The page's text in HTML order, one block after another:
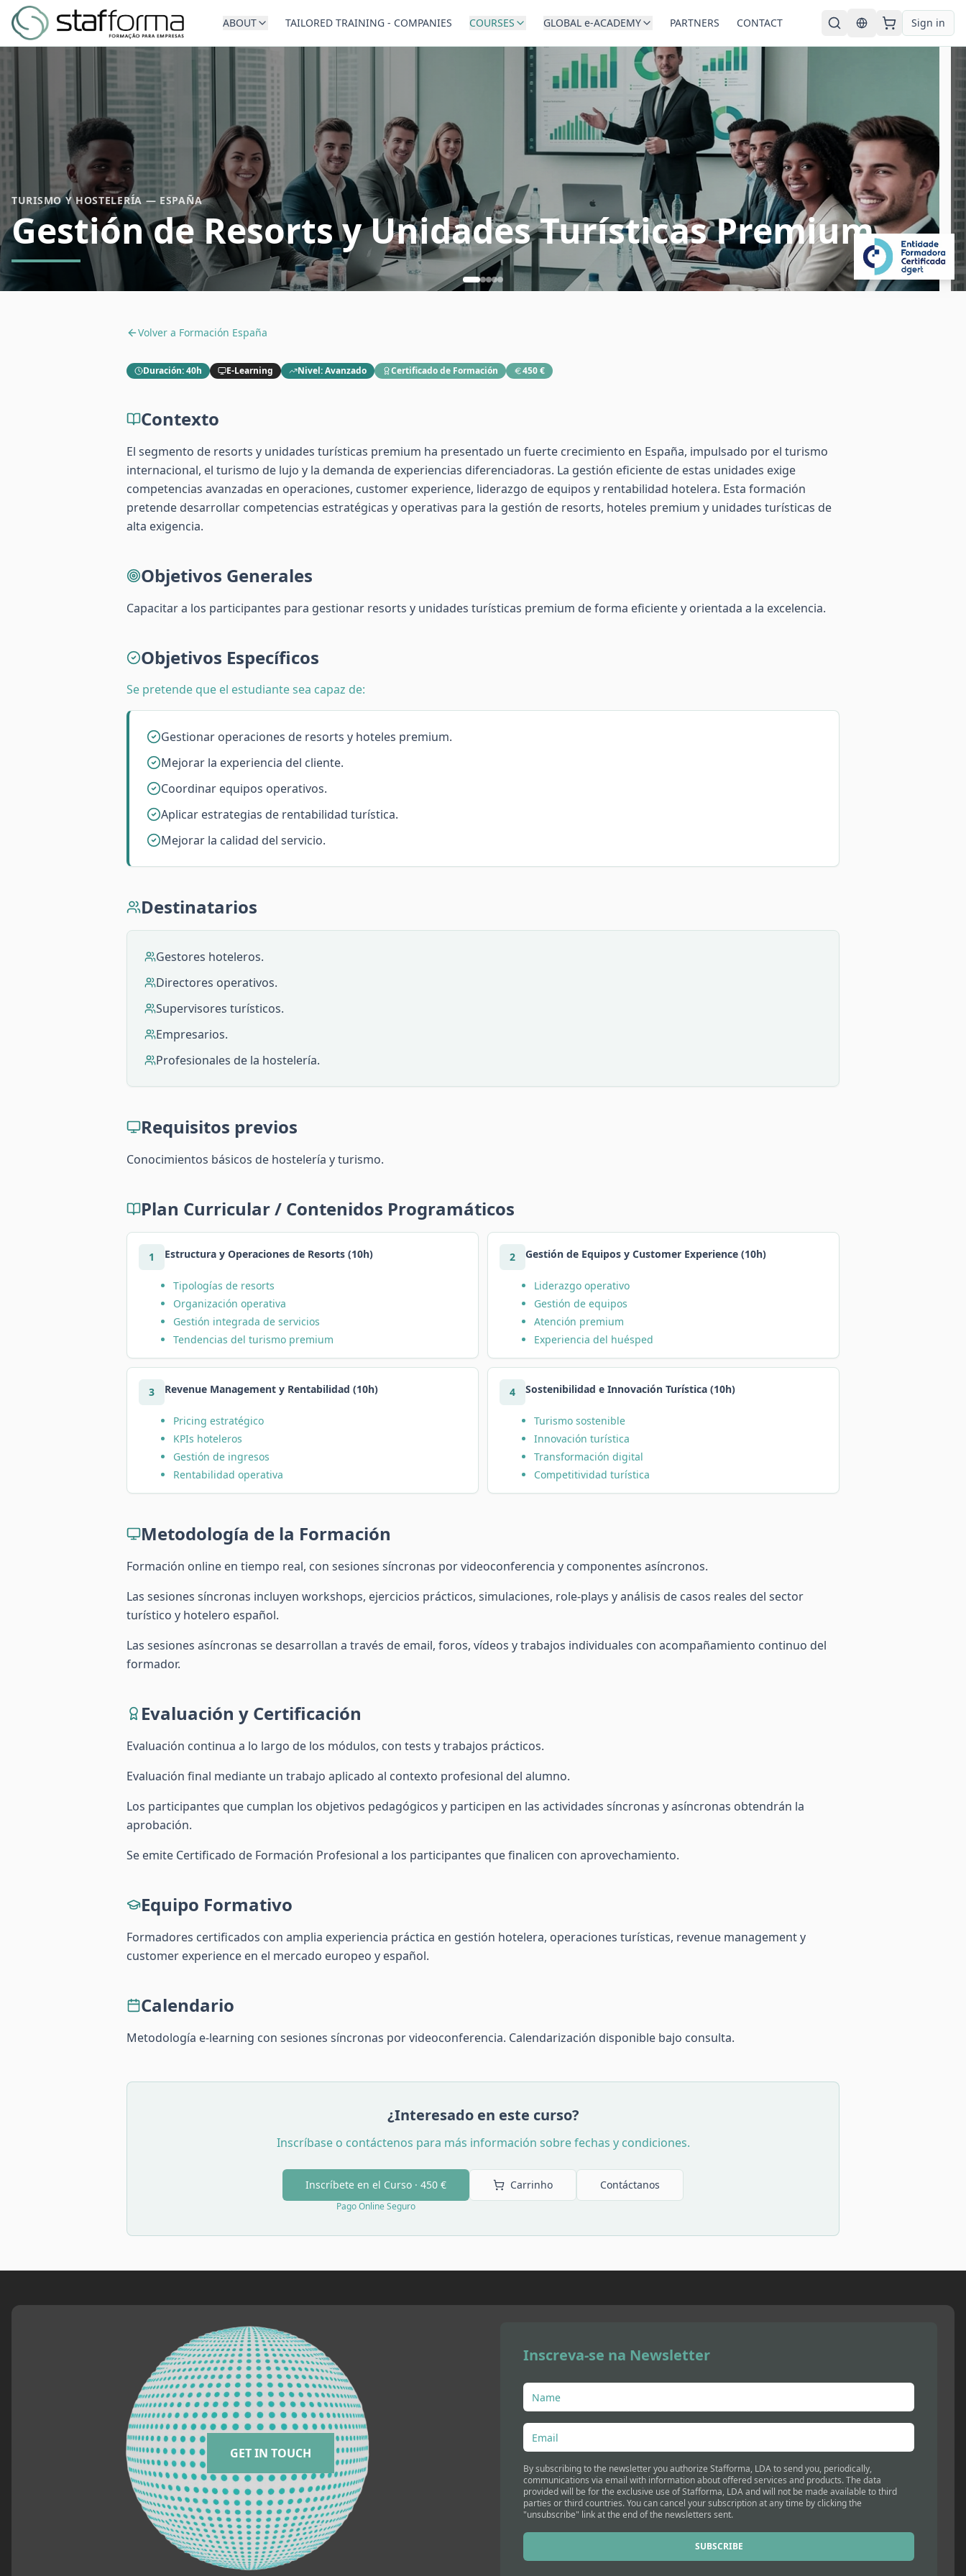
ABOUT TAILORED TRAINING - COMPANIES COURSES GLOBAL e-ACADEMY PARTNERS CONTACT English Sign in
TURISMO Y HOSTELERÍA — ESPAÑA
Gestión de Resorts y Unidades Turísticas Premium
Volver a Formación España
Duración:40h E-Learning Nivel:Avanzado Certificado de Formación 450 €
Contexto
El segmento de resorts y unidades turísticas premium ha presentado un fuerte crecimiento en España, impulsado por el turismo
internacional, el turismo de lujo y la demanda de experiencias diferenciadoras. La gestión eficiente de estas unidades exige
competencias avanzadas en operaciones, customer experience, liderazgo de equipos y rentabilidad hotelera. Esta formación
pretende desarrollar competencias estratégicas y operativas para la gestión de resorts, hoteles premium y unidades turísticas de
alta exigencia.
Objetivos Generales
Capacitar a los participantes para gestionar resorts y unidades turísticas premium de forma eficiente y orientada a la excelencia.
Objetivos Específicos
Se pretende que el estudiante sea capaz de:
Gestionar operaciones de resorts y hoteles premium.
Mejorar la experiencia del cliente.
Coordinar equipos operativos.
Aplicar estrategias de rentabilidad turística.
Mejorar la calidad del servicio.
Destinatarios
Gestores hoteleros.
Directores operativos.
Supervisores turísticos.
Empresarios.
Profesionales de la hostelería.
Requisitos previos
Conocimientos básicos de hostelería y turismo.
Plan Curricular / Contenidos Programáticos
1 Estructura y Operaciones de Resorts (10h)
Tipologías de resorts
Organización operativa
Gestión integrada de servicios
Tendencias del turismo premium
2 Gestión de Equipos y Customer Experience (10h)
Liderazgo operativo
Gestión de equipos
Atención premium
Experiencia del huésped
3 Revenue Management y Rentabilidad (10h)
Pricing estratégico
KPIs hoteleros
Gestión de ingresos
Rentabilidad operativa
4 Sostenibilidad e Innovación Turística (10h)
Turismo sostenible
Innovación turística
Transformación digital
Competitividad turística
Metodología de la Formación
Formación online en tiempo real, con sesiones síncronas por videoconferencia y componentes asíncronos.
Las sesiones síncronas incluyen workshops, ejercicios prácticos, simulaciones, role-plays y análisis de casos reales del sector
turístico y hotelero español.
Las sesiones asíncronas se desarrollan a través de email, foros, vídeos y trabajos individuales con acompañamiento continuo del
formador.
Evaluación y Certificación
Evaluación continua a lo largo de los módulos, con tests y trabajos prácticos.
Evaluación final mediante un trabajo aplicado al contexto profesional del alumno.
Los participantes que cumplan los objetivos pedagógicos y participen en las actividades síncronas y asíncronas obtendrán la
aprobación.
Se emite Certificado de Formación Profesional a los participantes que finalicen con aprovechamiento.
Equipo Formativo
Formadores certificados con amplia experiencia práctica en gestión hotelera, operaciones turísticas, revenue management y
customer experience en el mercado europeo y español.
Calendario
Metodología e-learning con sesiones síncronas por videoconferencia. Calendarización disponible bajo consulta.
¿Interesado en este curso?
Inscríbase o contáctenos para más información sobre fechas y condiciones.
Inscríbete en el Curso · 450 €
Pago Online Seguro
Carrinho Contáctanos
GET IN TOUCH
Inscreva-se na Newsletter
By subscribing to the newsletter you authorize Stafforma, LDA to send you, periodically,
communications via email with information about offered services and products. The data
provided will be for the exclusive use of Stafforma, LDA and will not be made available to third
parties or third countries. You can cancel your subscription at any time by clicking the
"unsubscribe" link at the end of the newsletters sent.
SUBSCRIBE